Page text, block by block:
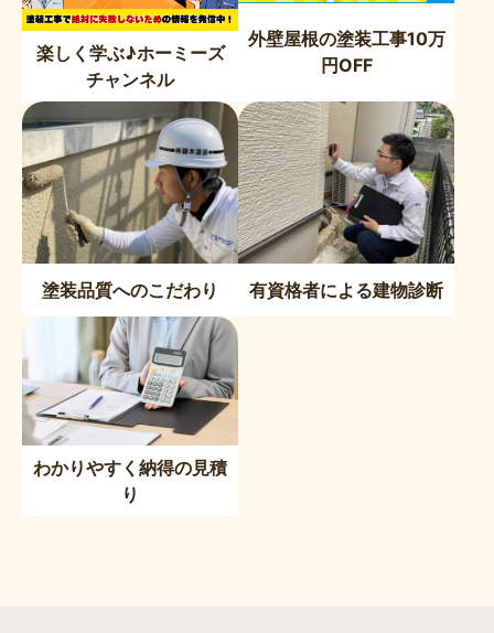
楽しく学ぶ♪ホーミーズ
チャンネル
外壁屋根の塗装工事10万
円OFF
塗装品質へのこだわり 有資格者による建物診断
わかりやすく納得の見積
り